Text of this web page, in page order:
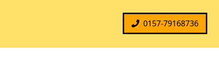
0157-79168736